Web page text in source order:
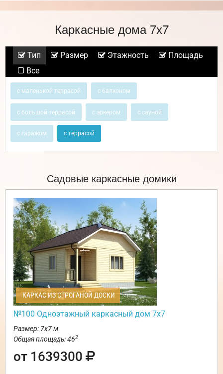
Каркасные дома 7х7
Тип Размер Этажность
Площадь
Все
с маленькой террасой с балконом
с большой террасой с эркером с сауной
с гаражом с террасой
Садовые каркасные домики
КАРКАС ИЗ СТРОГАНОЙ ДОСКИ
№100 Одноэтажный каркасный дом 7х7
Размер: 7х7 м
Общая площадь: 462
от 1639300